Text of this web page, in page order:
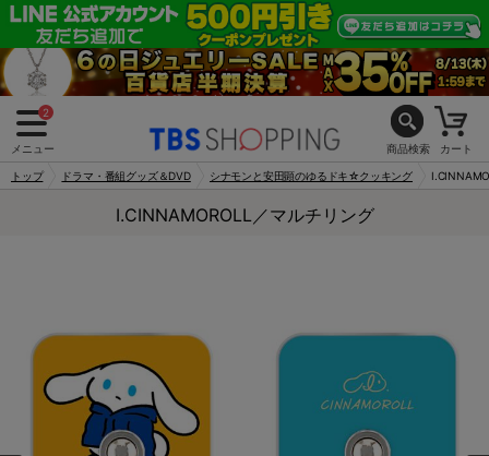
2
メニュー 商品検索 カート
トップ ドラマ・番組グッズ＆DVD シナモンと安田顕のゆるドキ☆クッキング
I.CINNAMOROLL／マルチリング